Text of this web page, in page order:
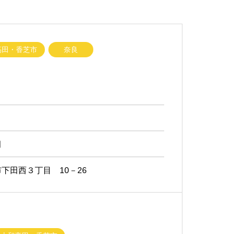
田・香芝市 奈良
下田西３丁目 10－26